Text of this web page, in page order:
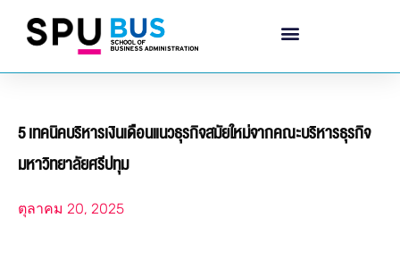
5 เทคนิคบริหารเงินเดือนแนวธุรกิจสมัยใหม่จากคณะบริหารธุรกิจ
มหาวิทยาลัยศรีปทุม
ตุลาคม 20, 2025